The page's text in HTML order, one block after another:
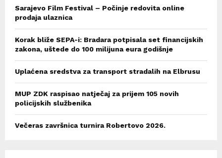
Sarajevo Film Festival – Počinje redovita online
prodaja ulaznica
Korak bliže SEPA-i: Bradara potpisala set financijskih
zakona, uštede do 100 milijuna eura godišnje
Uplaćena sredstva za transport stradalih na Elbrusu
MUP ZDK raspisao natječaj za prijem 105 novih
policijskih službenika
Večeras završnica turnira Robertovo 2026.